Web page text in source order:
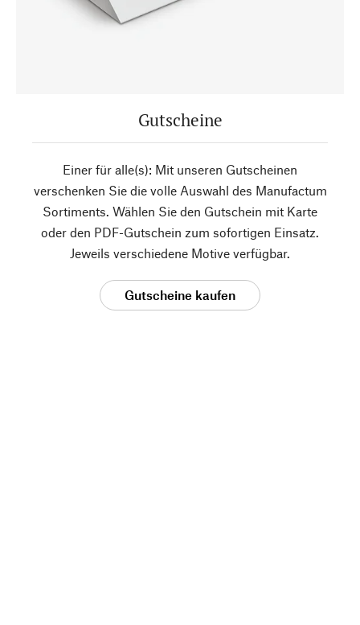
Gutscheine
Einer für alle(s): Mit unseren Gutscheinen
verschenken Sie die volle Auswahl des Manufactum
Sortiments. Wählen Sie den Gutschein mit Karte
oder den PDF-Gutschein zum sofortigen Einsatz.
Jeweils verschiedene Motive verfügbar.
Gutscheine kaufen